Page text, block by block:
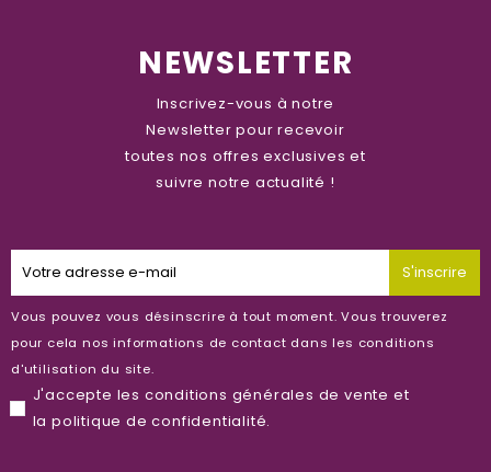
NEWSLETTER
Inscrivez-vous à notre
Newsletter pour recevoir
toutes nos offres exclusives et
suivre notre actualité !
S'inscrire
Vous pouvez vous désinscrire à tout moment. Vous trouverez
pour cela nos informations de contact dans les conditions
d'utilisation du site.
J'accepte les conditions générales de vente et
la politique de confidentialité.